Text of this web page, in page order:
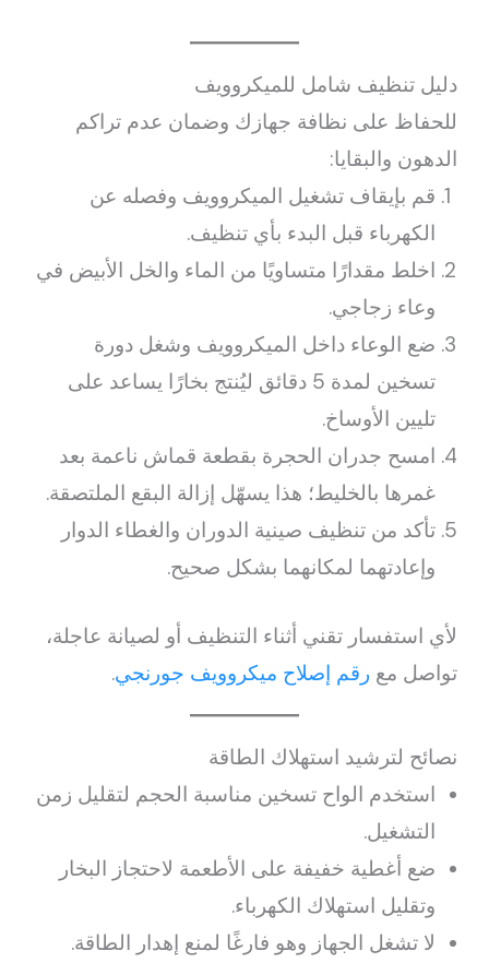
دليل تنظيف شامل للميكروويف
للحفاظ على نظافة جهازك وضمان عدم تراكم
الدهون والبقايا:
قم بإيقاف تشغيل الميكروويف وفصله عن
الكهرباء قبل البدء بأي تنظيف.
اخلط مقدارًا متساويًا من الماء والخل الأبيض في
وعاء زجاجي.
ضع الوعاء داخل الميكروويف وشغل دورة
تسخين لمدة 5 دقائق ليُنتج بخارًا يساعد على
تليين الأوساخ.
امسح جدران الحجرة بقطعة قماش ناعمة بعد
غمرها بالخليط؛ هذا يسهّل إزالة البقع الملتصقة.
تأكد من تنظيف صينية الدوران والغطاء الدوار
وإعادتهما لمكانهما بشكل صحيح.
لأي استفسار تقني أثناء التنظيف أو لصيانة عاجلة،
تواصل مع رقم إصلاح ميكروويف جورنجي.
نصائح لترشيد استهلاك الطاقة
استخدم الواح تسخين مناسبة الحجم لتقليل زمن
التشغيل.
ضع أغطية خفيفة على الأطعمة لاحتجاز البخار
وتقليل استهلاك الكهرباء.
لا تشغل الجهاز وهو فارغًا لمنع إهدار الطاقة.